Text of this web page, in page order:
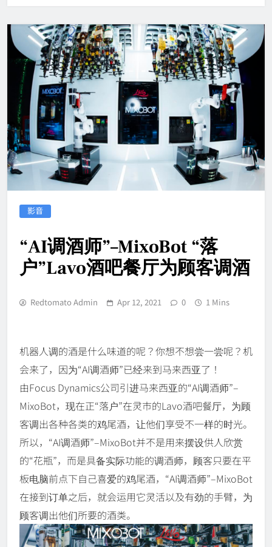
影音
“AI调酒师”–MixoBot “落
户”Lavo酒吧餐厅为顾客调酒
Redtomato Admin Apr 12, 2021 0 1 Mins
机器人调的酒是什么味道的呢？你想不想尝一尝呢？机
会来了，因为“AI调酒师”已经来到马来西亚了！
由Focus Dynamics公司引进马来西亚的“AI调酒师”–
MixoBot，现在正“落户”在灵市的Lavo酒吧餐厅，为顾
客调出各种各类的鸡尾酒，让他们享受不一样的时光。
所以，“AI调酒师”–MixoBot并不是用来摆设供人欣赏
的“花瓶”，而是具备实际功能的调酒师，顾客只要在平
板电脑前点下自己喜爱的鸡尾酒，“AI调酒师”–MixoBot
在接到订单之后，就会运用它灵活以及有劲的手臂，为
顾客调出他们所要的酒类。